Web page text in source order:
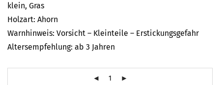
klein, Gras
Holzart: Ahorn
Warnhinweis: Vorsicht – Kleinteile – Erstickungsgefahr
Altersempfehlung: ab 3 Jahren